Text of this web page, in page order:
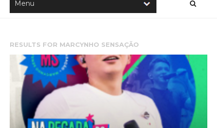
RESULTS FOR MARCYNHO SENSAÇÃO